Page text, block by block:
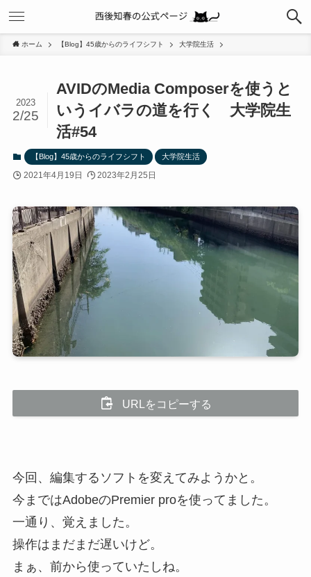
ホーム 【Blog】45歳からのライフシフト 大学院生活
AVIDのMedia Composerを使うと
いうイバラの道を行く 大学院生
活#54
2023
2/25
【Blog】45歳からのライフシフト 大学院生活
2021年4月19日 2023年2月25日
URLをコピーする
今回、編集するソフトを変えてみようかと。
今まではAdobeのPremier proを使ってました。
一通り、覚えました。
操作はまだまだ遅いけど。
まぁ、前から使っていたしね。